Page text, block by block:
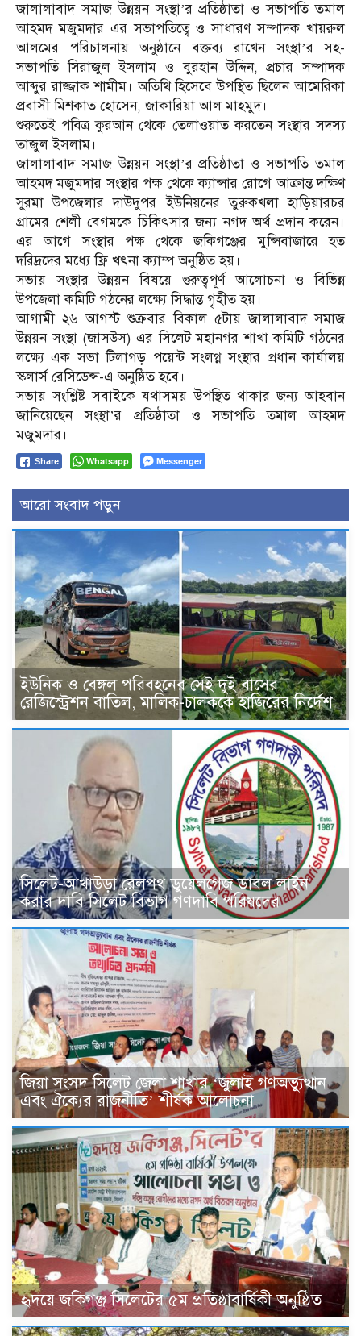
জালালাবাদ সমাজ উন্নয়ন সংস্থা’র প্রতিষ্ঠাতা ও সভাপতি তমাল
আহমদ মজুমদার এর সভাপতিত্বে ও সাধারণ সম্পাদক খায়রুল
আলমের পরিচালনায় অনুষ্ঠানে বক্তব্য রাখেন সংস্থা’র সহ-
সভাপতি সিরাজুল ইসলাম ও বুরহান উদ্দিন, প্রচার সম্পাদক
আব্দুর রাজ্জাক শামীম। অতিথি হিসেবে উপস্থিত ছিলেন আমেরিকা
প্রবাসী মিশকাত হোসেন, জাকারিয়া আল মাহমুদ।
শুরুতেই পবিত্র কুরআন থেকে তেলাওয়াত করতেন সংস্থার সদস্য
তাজুল ইসলাম।
জালালাবাদ সমাজ উন্নয়ন সংস্থা’র প্রতিষ্ঠাতা ও সভাপতি তমাল
আহমদ মজুমদার সংস্থার পক্ষ থেকে ক্যান্সার রোগে আক্রান্ত দক্ষিণ
সুরমা উপজেলার দাউদুপর ইউনিয়নের তুরুকখলা হাড়িয়ারচর
গ্রামের শেলী বেগমকে চিকিৎসার জন্য নগদ অর্থ প্রদান করেন।
এর আগে সংস্থার পক্ষ থেকে জকিগঞ্জের মুন্সিবাজারে হত
দরিদ্রদের মধ্যে ফ্রি খৎনা ক্যাম্প অনুষ্ঠিত হয়।
সভায় সংস্থার উন্নয়ন বিষয়ে গুরুত্বপূর্ণ আলোচনা ও বিভিন্ন
উপজেলা কমিটি গঠনের লক্ষ্যে সিদ্ধান্ত গৃহীত হয়।
আগামী ২৬ আগস্ট শুক্রবার বিকাল ৫টায় জালালাবাদ সমাজ
উন্নয়ন সংস্থা (জাসউস) এর সিলেট মহানগর শাখা কমিটি গঠনের
লক্ষ্যে এক সভা টিলাগড় পয়েন্ট সংলগ্ন সংস্থার প্রধান কার্যালয়
স্কলার্স রেসিডেন্স-এ অনুষ্ঠিত হবে।
সভায় সংশ্লিষ্ট সবাইকে যথাসময় উপস্থিত থাকার জন্য আহবান
জানিয়েছেন সংস্থা’র প্রতিষ্ঠাতা ও সভাপতি তমাল আহমদ
মজুমদার।
Share Whatsapp Messenger
আরো সংবাদ পড়ুন
ইউনিক ও বেঙ্গল পরিবহনের সেই দুই বাসের
রেজিস্ট্রেশন বাতিল, মালিক-চালককে হাজিরের নির্দেশ
সিলেট-আখাউড়া রেলপথ ডুয়েলগেজ ডাবল লাইন
করার দাবি সিলেট বিভাগ গণদাবি পরিষদের
জিয়া সংসদ সিলেট জেলা শাখার ‘জুলাই গণঅভ্যুত্থান
এবং ঐক্যের রাজনীতি’ শীর্ষক আলোচনা
হৃদয়ে জকিগঞ্জ সিলেটের ৫ম প্রতিষ্ঠাবার্ষিকী অনুষ্ঠিত